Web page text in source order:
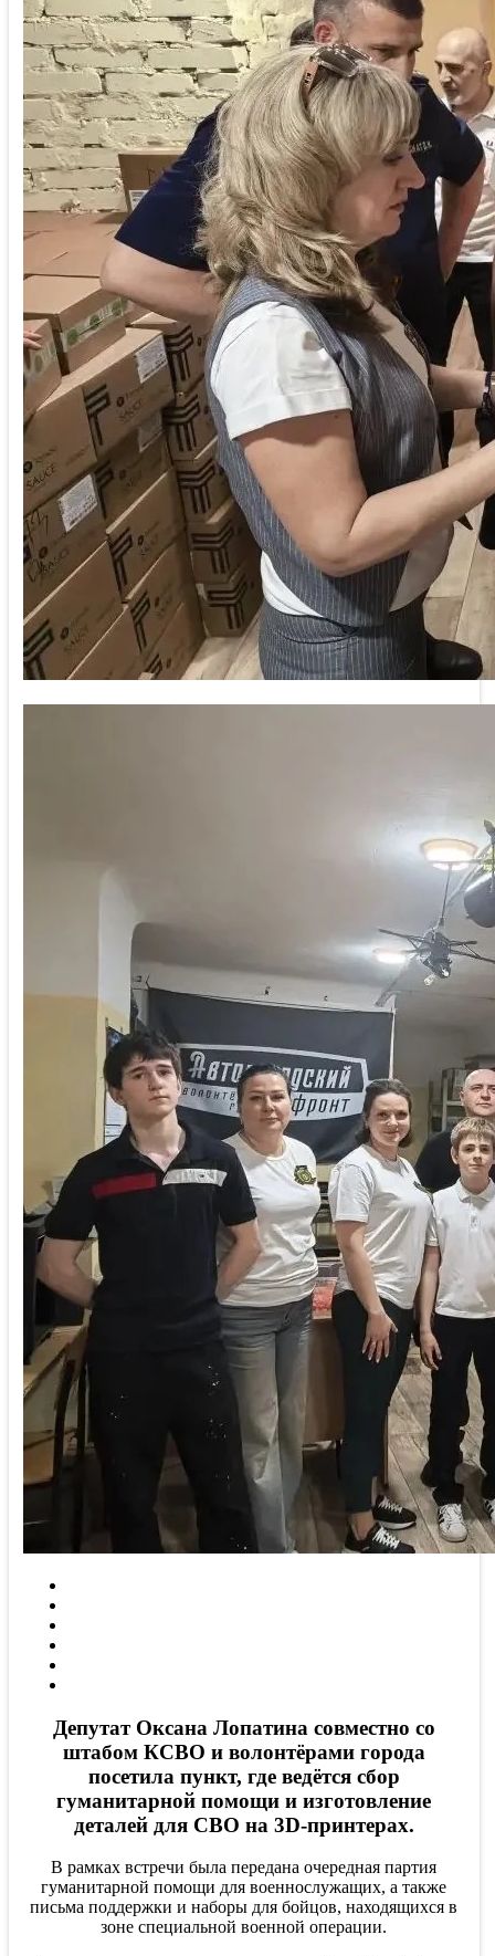
Депутат Оксана Лопатина совместно со
штабом КСВО и волонтёрами города
посетила пункт, где ведётся сбор
гуманитарной помощи и изготовление
деталей для СВО на 3D-принтерах.
В рамках встречи была передана очередная партия
гуманитарной помощи для военнослужащих, а также
письма поддержки и наборы для бойцов, находящихся в
зоне специальной военной операции.